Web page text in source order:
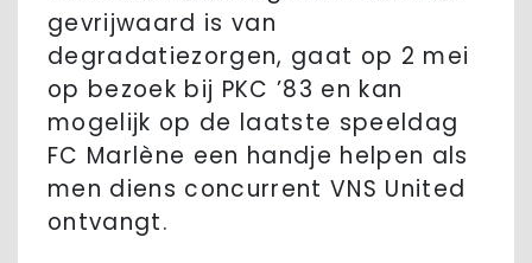
gevrijwaard is van
degradatiezorgen, gaat op 2 mei
op bezoek bij PKC ’83 en kan
mogelijk op de laatste speeldag
FC Marlène een handje helpen als
men diens concurrent VNS United
ontvangt.